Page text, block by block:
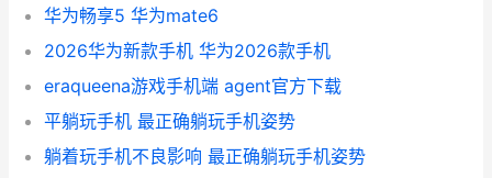
华为畅享5 华为mate6
2026华为新款手机 华为2026款手机
eraqueena游戏手机端 agent官方下载
平躺玩手机 最正确躺玩手机姿势
躺着玩手机不良影响 最正确躺玩手机姿势